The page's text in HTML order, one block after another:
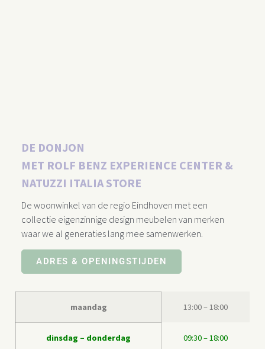
DE DONJON
MET ROLF BENZ EXPERIENCE CENTER &
NATUZZI ITALIA STORE​
De woonwinkel van de regio Eindhoven met een
collectie eigenzinnige design meubelen van merken
waar we al generaties lang mee samenwerken.
ADRES & OPENINGSTIJDEN
maandag 13:00 – 18:00
dinsdag – donderdag 09:30 – 18:00